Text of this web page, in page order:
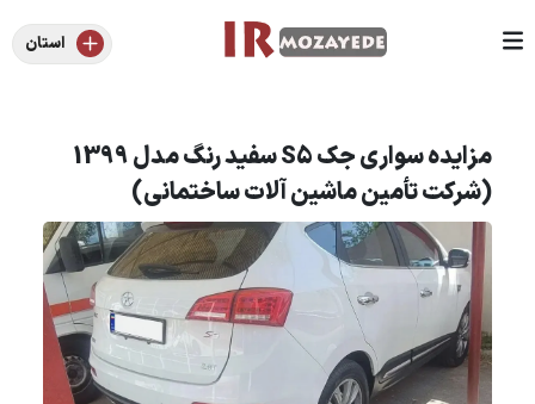
استان
مزایده سواری جک S5 سفید رنگ مدل 1399
(شرکت تأمین ماشین آلات ساختمانی)